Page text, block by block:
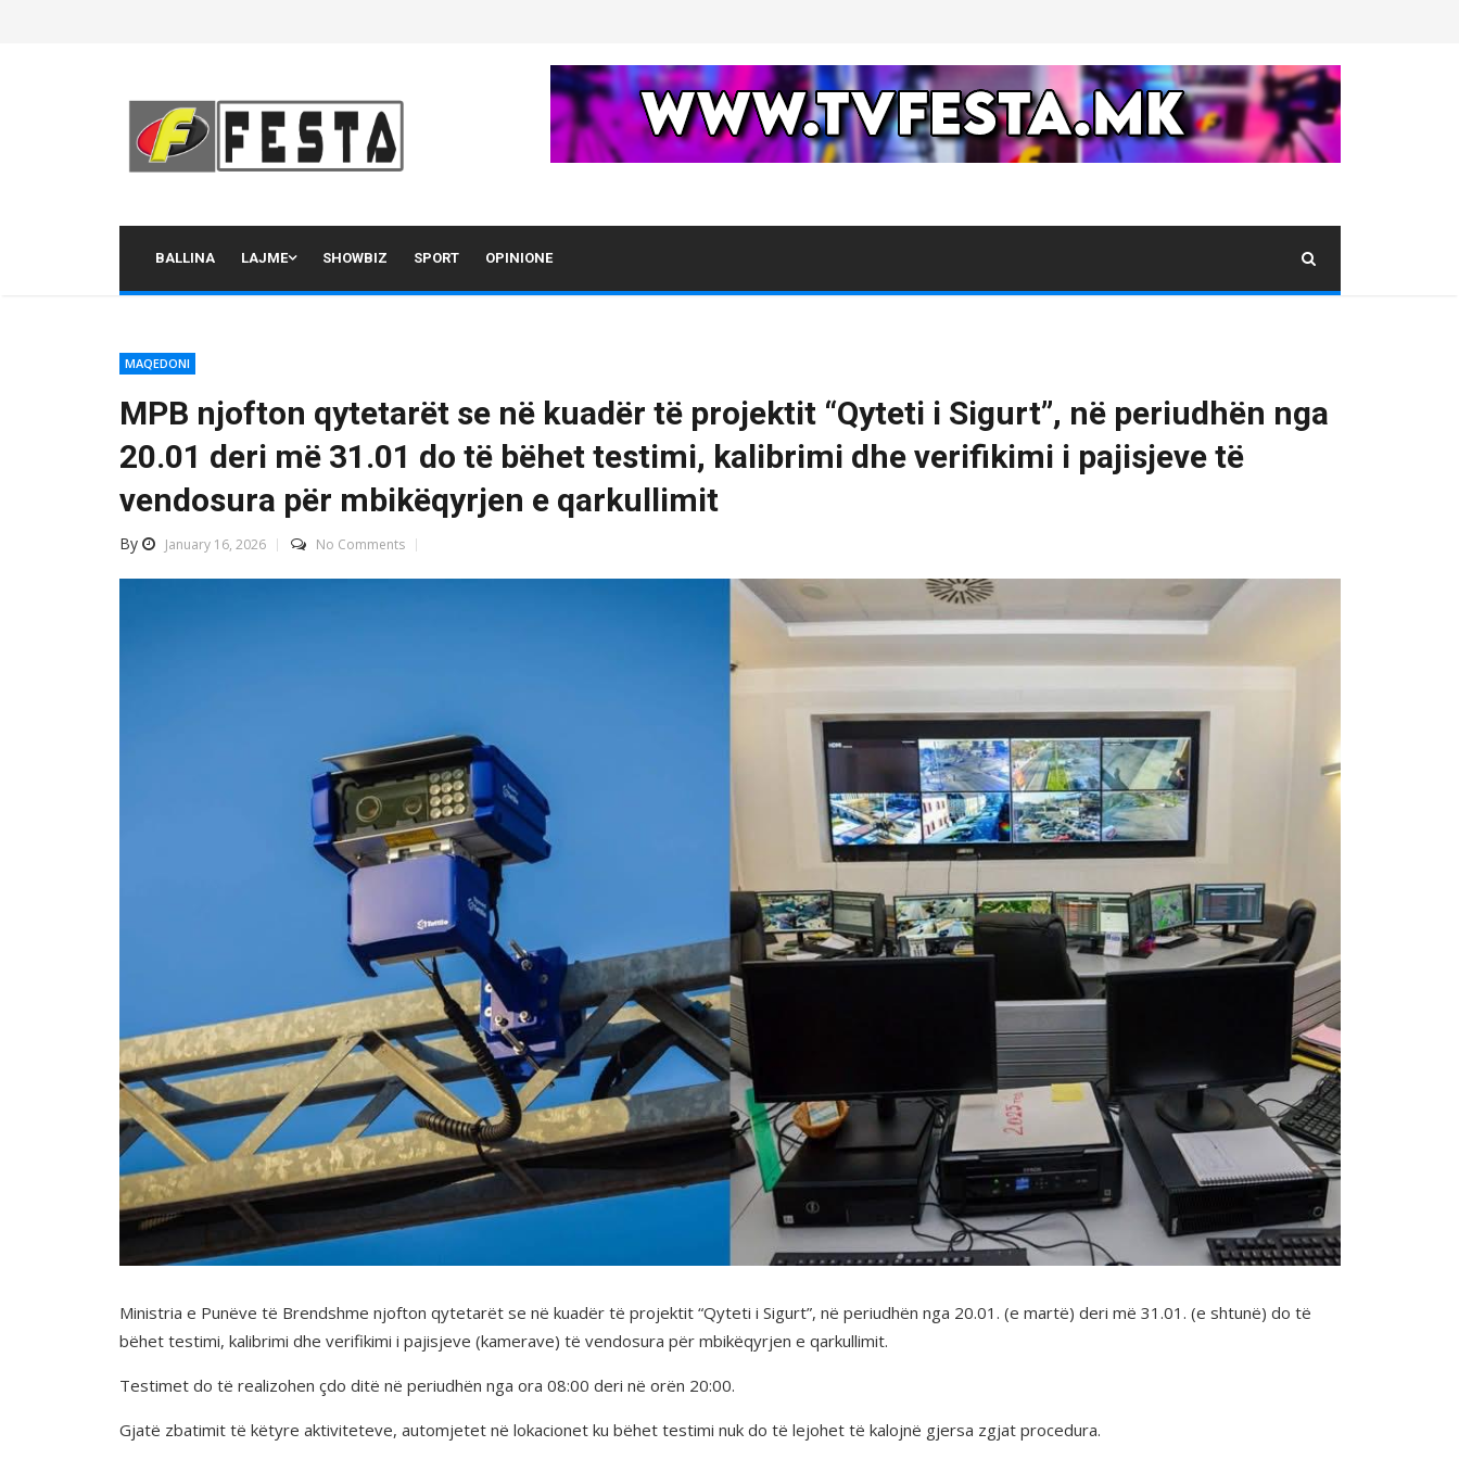
BALLINA LAJME SHOWBIZ SPORT OPINIONE
MAQEDONI
MPB njofton qytetarët se në kuadër të projektit “Qyteti i Sigurt”, në periudhën nga
20.01 deri më 31.01 do të bëhet testimi, kalibrimi dhe verifikimi i pajisjeve të
vendosura për mbikëqyrjen e qarkullimit
By January 16, 2026 No Comments
Ministria e Punëve të Brendshme njofton qytetarët se në kuadër të projektit “Qyteti i Sigurt”, në periudhën nga 20.01. (e martë) deri më 31.01. (e shtunë) do të
bëhet testimi, kalibrimi dhe verifikimi i pajisjeve (kamerave) të vendosura për mbikëqyrjen e qarkullimit.
Testimet do të realizohen çdo ditë në periudhën nga ora 08:00 deri në orën 20:00.
Gjatë zbatimit të këtyre aktiviteteve, automjetet në lokacionet ku bëhet testimi nuk do të lejohet të kalojnë gjersa zgjat procedura.